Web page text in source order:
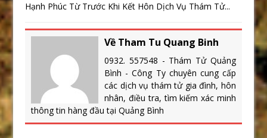
Hạnh Phúc Từ Trước Khi Kết Hôn Dịch Vụ Thám Tử...
Về Tham Tu Quang Binh
0932. 557548 - Thám Tử Quảng
Bình - Công Ty chuyên cung cấp
các dịch vụ thám tử gia đình, hôn
nhân, điều tra, tìm kiếm xác minh
thông tin hàng đầu tại Quảng Bình